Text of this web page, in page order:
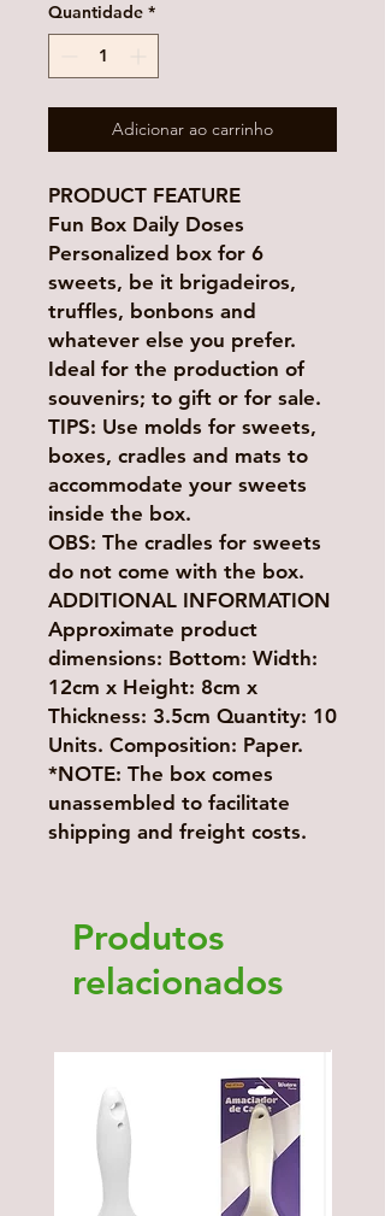
Quantidade *
Adicionar ao carrinho
PRODUCT FEATURE
Fun Box Daily Doses
Personalized box for 6
sweets, be it brigadeiros,
truffles, bonbons and
whatever else you prefer.
Ideal for the production of
souvenirs; to gift or for sale.
TIPS: Use molds for sweets,
boxes, cradles and mats to
accommodate your sweets
inside the box.
OBS: The cradles for sweets
do not come with the box.
ADDITIONAL INFORMATION
Approximate product
dimensions: Bottom: Width:
12cm x Height: 8cm x
Thickness: 3.5cm Quantity: 10
Units. Composition: Paper.
*NOTE: The box comes
unassembled to facilitate
shipping and freight costs.
Produtos
relacionados